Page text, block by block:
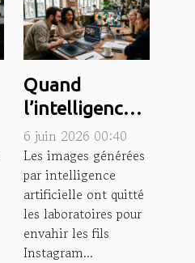
Quand
l’intelligence
artificielle
redéfinit la
créativité
visuelle
6 juin 2026 00:40
Les images générées
par intelligence
artificielle ont quitté
les laboratoires pour
envahir les fils
Instagram...